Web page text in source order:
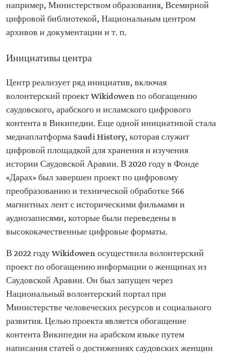
например, Министерством образования, Всемирной
цифровой библиотекой, Национальным центром
архивов и документации и т. п.
Инициативы центра
Центр реализует ряд инициатив, включая
волонтерский проект Wikidowen по обогащению
саудовского, арабского и исламского цифрового
контента в Википедии. Еще одной инициативой стала
медиаплатформа Saudi History, которая служит
цифровой площадкой для хранения и изучения
истории Саудовской Аравии. В 2020 году в Фонде
«Дарах» был завершен проект по цифровому
преобразованию и технической обработке 566
магнитных лент с историческими фильмами и
аудиозаписями, которые были переведены в
высококачественные цифровые форматы.
В 2022 году Wikidowen осуществила волонтерский
проект по обогащению информации о женщинах из
Саудовской Аравии. Он был запущен через
Национальный волонтерский портал при
Министерстве человеческих ресурсов и социального
развития. Целью проекта является обогащение
контента Википедии на арабском языке путем
написания статей о достижениях саудовских женщин